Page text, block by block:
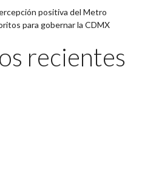
positiva del Metro
para gobernar la CDMX
recientes